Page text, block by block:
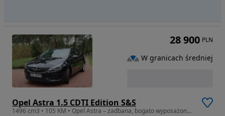
Opel Astra 1.5 CDTI Edition S&S
1496 cm3 • 105 KM • Opel Astra – zadbana, bogato wyposażona, gotowa do jazdy
28 900 PLN
W granicach średniej